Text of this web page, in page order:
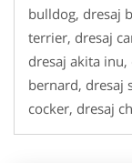
bulldog, dresaj
terrier, dresaj
dresaj akita
bernard, dresaj
cocker, dresaj